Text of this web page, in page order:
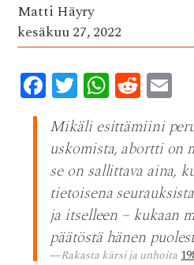
Matti Häyry
kesäkuu 27, 2022
F
ac
e
b
o
o
k
T
w
it
te
r
W
h
at
s
A
p
p
R
e
d
di
t
ai
l
Mikäli esittämiini
uskomista, abortti on
se on sallittava aina,
tietoisena
ja itselleen – kukaan
päätöstä hänen
Rakasta kärsi ja unhoita